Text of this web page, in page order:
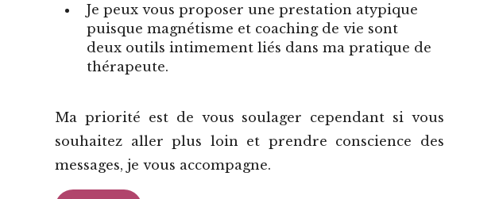
Je peux vous proposer uneprestation atypique
puisque magnétisme et coaching de vie sont
deux outils intimement liés dans ma pratique de
thérapeute.
Ma priorité est de vous soulager cependant si vous
souhaitez aller plus loin et prendre conscience des
messages, je vous accompagne.